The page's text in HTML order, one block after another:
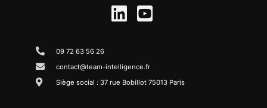
09 72 63 56 26
contact@team-intelligence.fr
Siège social : 37 rue Bobillot 75013 Paris